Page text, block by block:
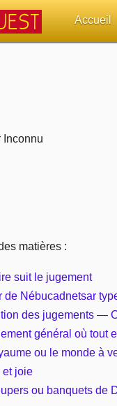
Accueil
Paramètres
Inconnu
matières :
suit le jugement
de Nébucadnetsar
des jugements —
général où tout
ou le monde à
et joie
ou banquets de